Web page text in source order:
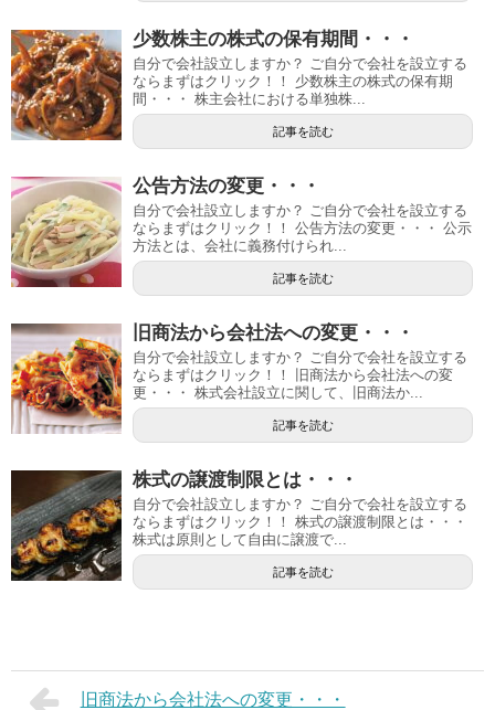
少数株主の株式の保有期間・・・
自分で会社設立しますか？ ご自分で会社を設立する
ならまずはクリック！！ 少数株主の株式の保有期
間・・・ 株主会社における単独株...
記事を読む
公告方法の変更・・・
自分で会社設立しますか？ ご自分で会社を設立する
ならまずはクリック！！ 公告方法の変更・・・ 公示
方法とは、会社に義務付けられ...
記事を読む
旧商法から会社法への変更・・・
自分で会社設立しますか？ ご自分で会社を設立する
ならまずはクリック！！ 旧商法から会社法への変
更・・・ 株式会社設立に関して、旧商法か...
記事を読む
株式の譲渡制限とは・・・
自分で会社設立しますか？ ご自分で会社を設立する
ならまずはクリック！！ 株式の譲渡制限とは・・・
株式は原則として自由に譲渡で...
記事を読む
旧商法から会社法への変更・・・